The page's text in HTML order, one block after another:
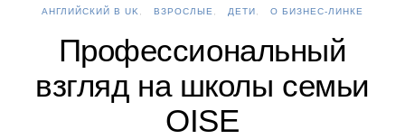
АНГЛИЙСКИЙ В UK ВЗРОСЛЫЕ ДЕТИ О БИЗНЕС-ЛИНКЕ
Профессиональный
взгляд на школы семьи
OISE